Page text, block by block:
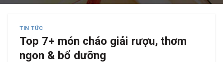
TIN TỨC
Top 7+ món cháo giải rượu, thơm
ngon & bổ dưỡng